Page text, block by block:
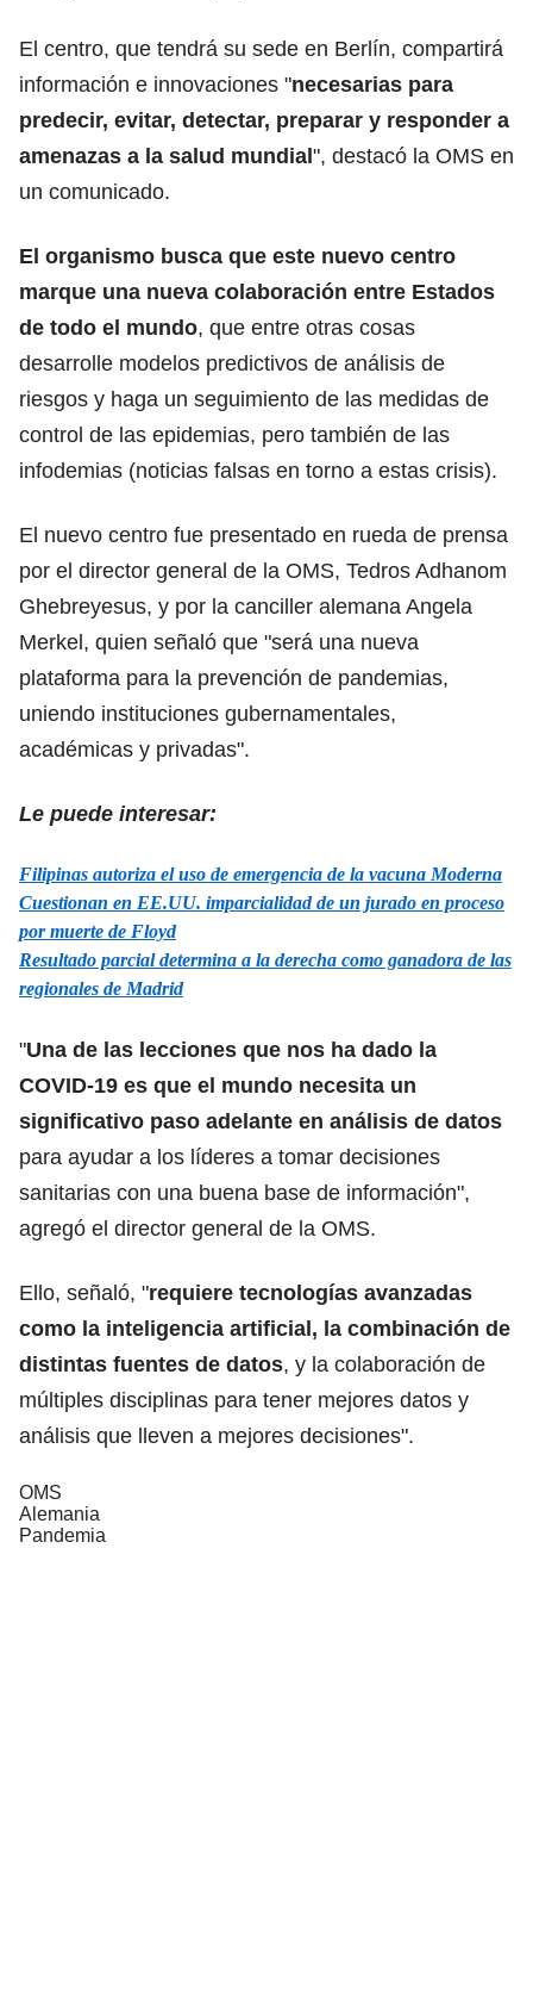
El centro, que tendrá su sede en Berlín, compartirá
información e innovaciones "necesarias para
predecir, evitar, detectar, preparar y responder a
amenazas a la salud mundial", destacó la OMS en
un comunicado.
El organismo busca que este nuevo centro
marque una nueva colaboración entre Estados
de todo el mundo, que entre otras cosas
desarrolle modelos predictivos de análisis de
riesgos y haga un seguimiento de las medidas de
control de las epidemias, pero también de las
infodemias (noticias falsas en torno a estas crisis).
El nuevo centro fue presentado en rueda de prensa
por el director general de la OMS, Tedros Adhanom
Ghebreyesus, y por la canciller alemana Angela
Merkel, quien señaló que "será una nueva
plataforma para la prevención de pandemias,
uniendo instituciones gubernamentales,
académicas y privadas".
Le puede interesar:
Filipinas autoriza el uso de emergencia de la vacuna Moderna
Cuestionan en EE.UU. imparcialidad de un jurado en proceso
por muerte de Floyd
Resultado parcial determina a la derecha como ganadora de las
regionales de Madrid
"Una de las lecciones que nos ha dado la
COVID-19 es que el mundo necesita un
significativo paso adelante en análisis de datos
para ayudar a los líderes a tomar decisiones
sanitarias con una buena base de información",
agregó el director general de la OMS.
Ello, señaló, "requiere tecnologías avanzadas
como la inteligencia artificial, la combinación de
distintas fuentes de datos, y la colaboración de
múltiples disciplinas para tener mejores datos y
análisis que lleven a mejores decisiones".
OMS
Alemania
Pandemia